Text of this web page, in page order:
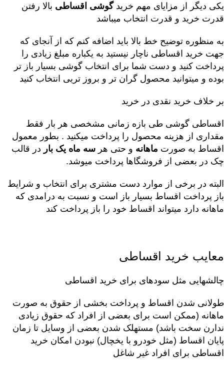
یکی دیگر از مزایای مهم خریدگوشی اقساطی بالا رفتن
قدرت خرید و قدرت انتخاب میباشد
به منظوره توضیح خط بالا باید اضافه کنم که از آنجای که
جهت خرید اقساطی ناچار نیستید به یکباره مبلغ زیادی را
پرداخت کنید و دست شما برای انتخاب گوشی بسیار باز تر
بوده و میتوانید محصول گران تر و بروز تریی انتخاب کنید
بر خلاف خرید نقدی در خرید
اقساطی گوشی طی بازه زمانی مشخصی هر بار فقط
مقداری از هزینه محصول را پرداخت میکنید . بطور معمول
اقساط به صورت ماهانه و حتی هر سه ماه یک بار در قالب
چک در بعضی از فروشگاها پرداخت میوشد.
البته در برخی از موارد دست مشتری برای انتخاب و شرایط
باز پرداخت اقساط بسیار باز است و نسبت به درامدی که
ماهانه دارد میتواند اقساط خود را باز پرداخت کند
معایب خرید اقساطی
چالشهایی مثل سودهای برای خرید اقساطی
طولانی شدن اقساط و پرداخت بخشی از حقوق به صورت
ماهانه (ممکن است برای بعضی از افراد که حقوق زیادی
ندارن سخت باشد) مستهلک شدن بعضی از وسایل تا زمان
پایان اقساط (مثل خودرو با یخچال) نبودن امکان خرید
اقساطی برای افراد غیر شاغل